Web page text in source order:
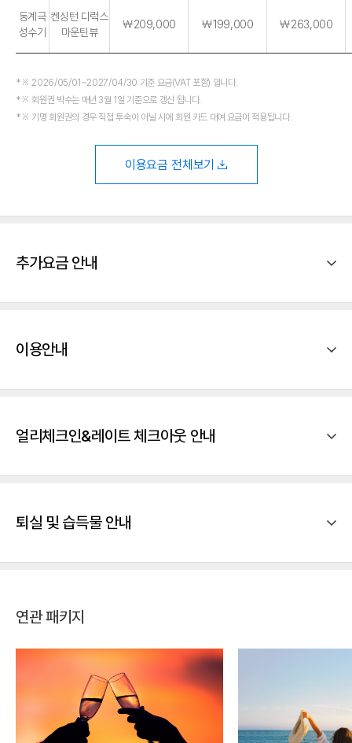
동계극
성수기
켄싱턴 디럭스
마운틴뷰
￦209,000 ￦199,000 ￦263,000
※ 2026/05/01~2027/04/30 기준 요금(VAT 포함) 입니다.
※ 회원권 박수는 매년 3월 1일 기준으로 갱신 됩니다.
※ 기명 회원권의 경우 직접 투숙이 아닐 시에 회원 카드 대여 요금이 적용됩니다.
이용요금 전체보기
추가요금 안내
이용안내
얼리체크인&레이트 체크아웃 안내
퇴실 및 습득물 안내
연관 패키지